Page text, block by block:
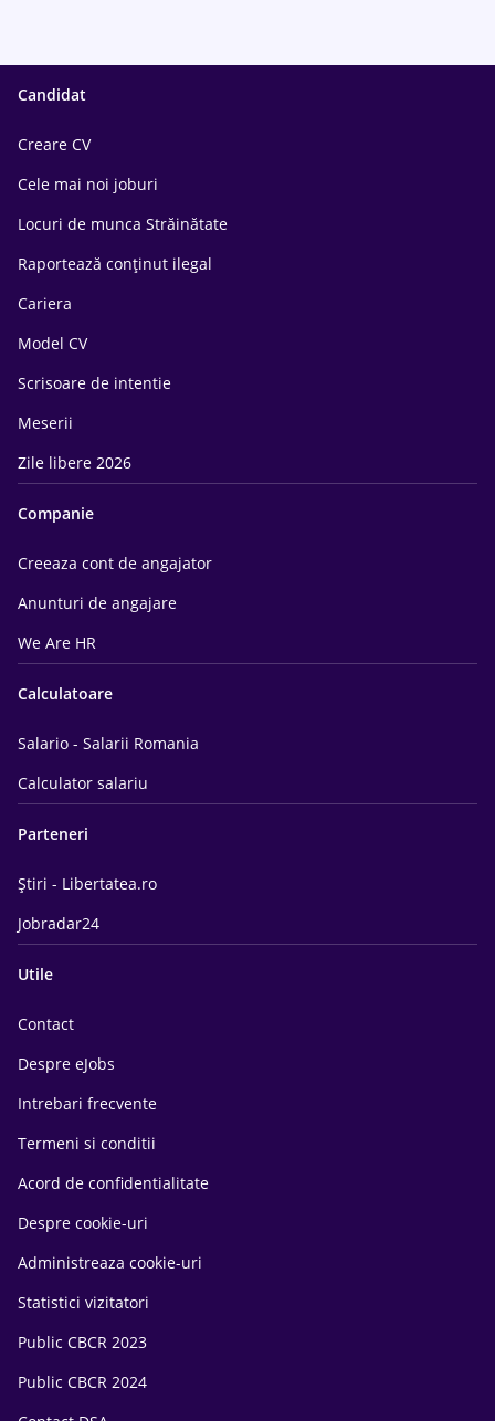
Candidat
Creare CV
Cele mai noi joburi
Locuri de munca Străinătate
Raportează conținut ilegal
Cariera
Model CV
Scrisoare de intentie
Meserii
Zile libere 2026
Companie
Creeaza cont de angajator
Anunturi de angajare
We Are HR
Calculatoare
Salario - Salarii Romania
Calculator salariu
Parteneri
Știri - Libertatea.ro
Jobradar24
Utile
Contact
Despre eJobs
Intrebari frecvente
Termeni si conditii
Acord de confidentialitate
Despre cookie-uri
Administreaza cookie-uri
Statistici vizitatori
Public CBCR 2023
Public CBCR 2024